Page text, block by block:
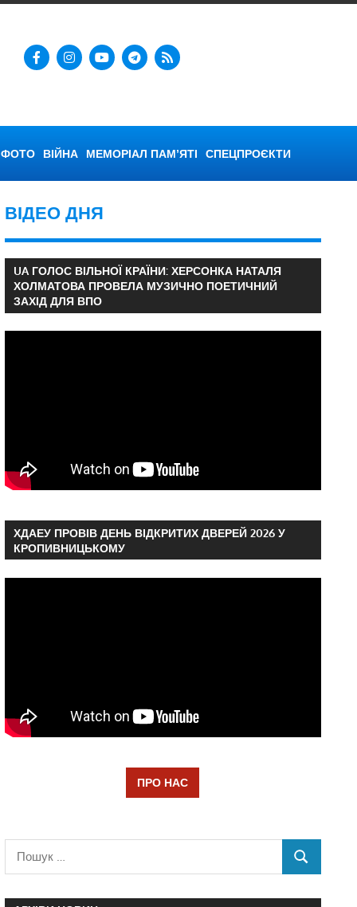
ФОТО ВІЙНА МЕМОРІАЛ ПАМ’ЯТІ СПЕЦПРОЄКТИ
ВІДЕО ДНЯ
UA ГОЛОС ВІЛЬНОЇ КРАЇНИ: ХЕРСОНКА НАТАЛЯ
ХОЛМАТОВА ПРОВЕЛА МУЗИЧНО ПОЕТИЧНИЙ
ЗАХІД ДЛЯ ВПО
ХДАЕУ ПРОВІВ ДЕНЬ ВІДКРИТИХ ДВЕРЕЙ 2026 У
КРОПИВНИЦЬКОМУ
ПРО НАС